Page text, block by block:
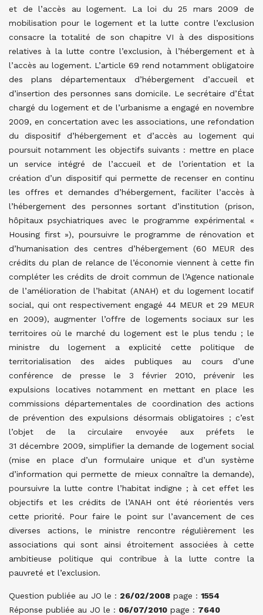
et de l’accès au logement. La loi du 25 mars 2009 de
mobilisation pour le logement et la lutte contre l’exclusion
consacre la totalité de son chapitre VI à des dispositions
relatives à la lutte contre l’exclusion, à l’hébergement et à
l’accès au logement. L’article 69 rend notamment obligatoire
des plans départementaux d’hébergement d’accueil et
d’insertion des personnes sans domicile. Le secrétaire d’État
chargé du logement et de l’urbanisme a engagé en novembre
2009, en concertation avec les associations, une refondation
du dispositif d’hébergement et d’accès au logement qui
poursuit notamment les objectifs suivants : mettre en place
un service intégré de l’accueil et de l’orientation et la
création d’un dispositif qui permette de recenser en continu
les offres et demandes d’hébergement, faciliter l’accès à
l’hébergement des personnes sortant d’institution (prison,
hôpitaux psychiatriques avec le programme expérimental «
Housing first »), poursuivre le programme de rénovation et
d’humanisation des centres d’hébergement (60 MEUR des
crédits du plan de relance de l’économie viennent à cette fin
compléter les crédits de droit commun de l’Agence nationale
de l’amélioration de l’habitat (ANAH) et du logement locatif
social, qui ont respectivement engagé 44 MEUR et 29 MEUR
en 2009), augmenter l’offre de logements sociaux sur les
territoires où le marché du logement est le plus tendu ; le
ministre du logement a explicité cette politique de
territorialisation des aides publiques au cours d’une
conférence de presse le 3 février 2010, prévenir les
expulsions locatives notamment en mettant en place les
commissions départementales de coordination des actions
de prévention des expulsions désormais obligatoires ; c’est
l’objet de la circulaire envoyée aux préfets le
31 décembre 2009, simplifier la demande de logement social
(mise en place d’un formulaire unique et d’un système
d’information qui permette de mieux connaître la demande),
poursuivre la lutte contre l’habitat indigne ; à cet effet les
objectifs et les crédits de l’ANAH ont été réorientés vers
cette priorité. Pour faire le point sur l’avancement de ces
diverses actions, le ministre rencontre régulièrement les
associations qui sont ainsi étroitement associées à cette
ambitieuse politique qui contribue à la lutte contre la
pauvreté et l’exclusion.
Question publiée au JO le : 26/02/2008 page : 1554
Réponse publiée au JO le : 06/07/2010 page : 7640